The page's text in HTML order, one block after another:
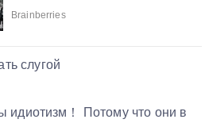
слугой
идиотизм！ Потому что они в